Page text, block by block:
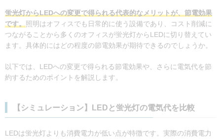
蛍光灯からLEDへの変更で得られる代表的なメリットが、節電効果
です。 照明はオフィスでも日常的に使う設備であり、コスト削減に
つながることから多くのオフィスが蛍光灯からLEDに切り替えてい
ます。具体的にはどの程度の節電効果が期待できるのでしょうか。
以下では、LEDへの変更で得られる節電効果や、さらに電気代を節
約するためのポイントを解説します。
【シミュレーション】LEDと蛍光灯の電気代を比較
LEDは蛍光灯よりも消費電力が低い点が特徴です。実際の消費電力